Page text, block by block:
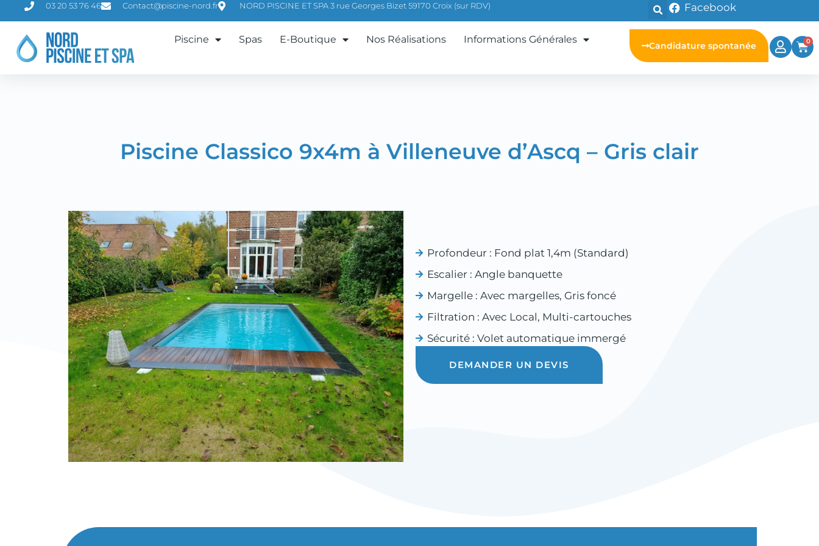
03 20 53 76 46 Contact@piscine-nord.fr NORD PISCINE ET SPA 3 rue Georges Bizet 59170 Croix (sur RDV) Facebook
Piscine Spas E-Boutique Nos Réalisations Informations Générales
Candidature spontanée 0
Piscine Classico 9x4m à Villeneuve d’Ascq – Gris clair
Profondeur : Fond plat 1,4m (Standard)
Escalier : Angle banquette
Margelle : Avec margelles, Gris foncé
Filtration : Avec Local, Multi-cartouches
Sécurité : Volet automatique immergé
DEMANDER UN DEVIS